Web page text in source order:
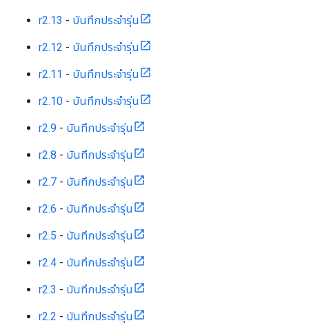
r2.13 - บันทึกประจำรุ่น
r2.12 - บันทึกประจำรุ่น
r2.11 - บันทึกประจำรุ่น
r2.10 - บันทึกประจำรุ่น
r2.9 - บันทึกประจำรุ่น
r2.8 - บันทึกประจำรุ่น
r2.7 - บันทึกประจำรุ่น
r2.6 - บันทึกประจำรุ่น
r2.5 - บันทึกประจำรุ่น
r2.4 - บันทึกประจำรุ่น
r2.3 - บันทึกประจำรุ่น
r2.2 - บันทึกประจำรุ่น